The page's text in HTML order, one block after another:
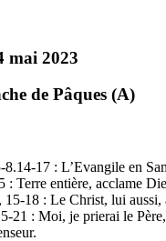
mai 2023
de Pâques (A)
8.14-17 : L’Evangile en
: Terre entière, acclame
15-18 : Le Christ, lui aussi,
21 : Moi, je prierai le